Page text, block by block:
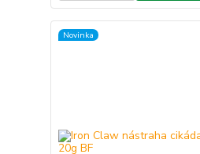
Novinka